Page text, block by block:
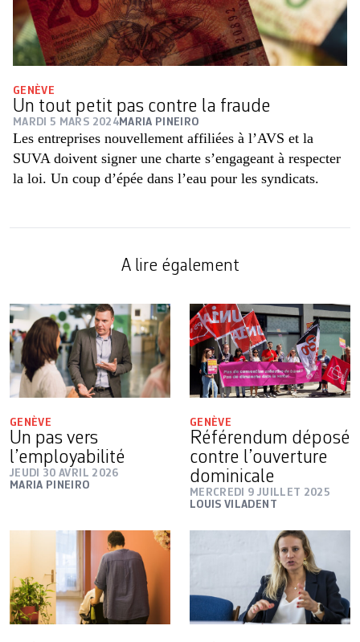
GENÈVE
Un tout petit pas contre la fraude
MARDI 5 MARS 2024MARIA PINEIRO
Les entreprises nouvellement affiliées à l’AVS et la
SUVA doivent signer une charte s’engageant à respecter
la loi. Un coup d’épée dans l’eau pour les syndicats.
A lire également
GENÈVE
Un pas vers
l’employabilité
JEUDI 30 AVRIL 2026
MARIA PINEIRO
GENÈVE
Référendum déposé
contre l’ouverture
dominicale
MERCREDI 9 JUILLET 2025
LOUIS VILADENT